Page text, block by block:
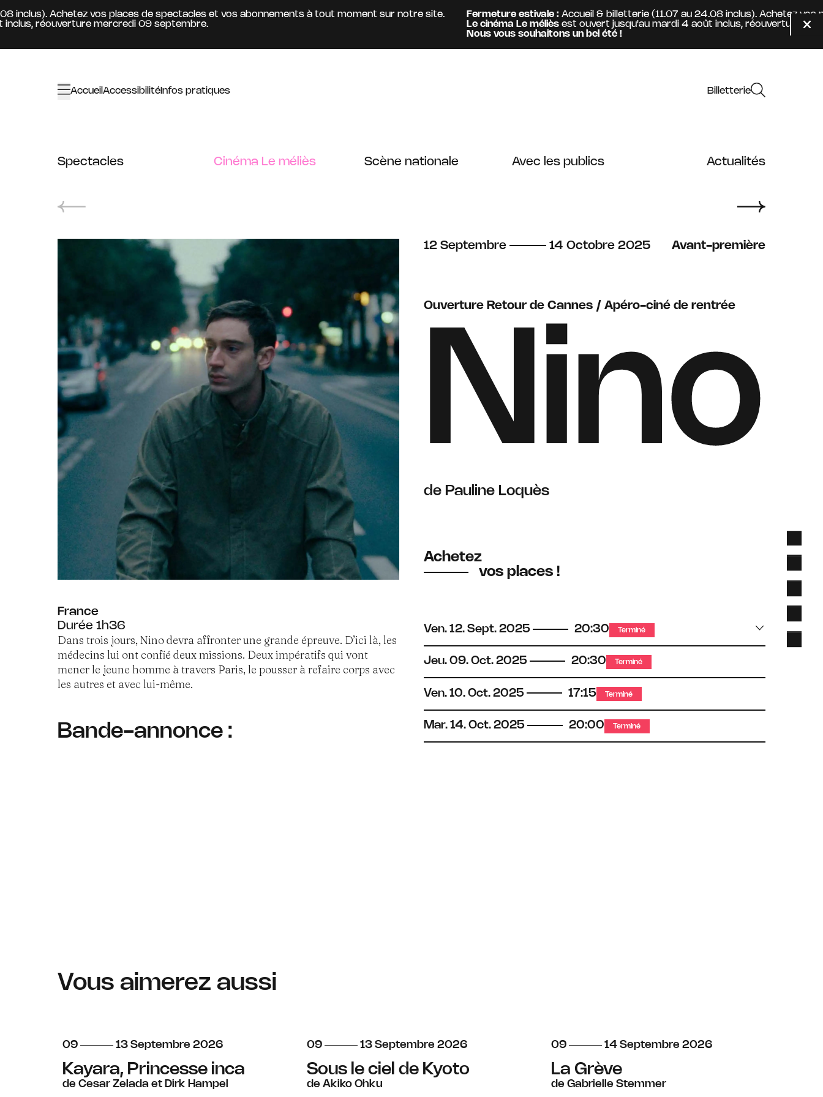
Achetez vos places de spectacles et vos abonnements à tout moment sur notre site.
réouverture mercredi 09 septembre.
Information :
Fermeture estivale :Accueil & billetterie (11.07 au 24.08 inclus). Achetez vos
Le cinéma Le mélièsest ouvert jusqu'au mardi 4 août inclus, réouverture
Nous vous souhaitons un bel été !
AccueilAccessibilité Infos pratiques Billetterie
Spectacles Cinéma Le méliès Scène nationale Avec les publics Actualités
du
12 septembre
Septembre au
14 octobre
Octobre 2025 Avant-première
Ouverture Retour de Cannes / Apéro-ciné de rentrée
Nino
de Pauline Loquès
Achetez
vos places !
France
Durée 1h36
Dans trois jours, Nino devra affronter une grande épreuve. D’ici là, les
médecins lui ont confié deux missions. Deux impératifs qui vont
mener le jeune homme à travers Paris, le pousser à refaire corps avec
les autres et avec lui-même.
Bande-annonce :
Ven. 12. Sept. 2025 20:30 Terminé
Jeu. 09. Oct. 2025 20:30 Terminé
Ven. 10. Oct. 2025 17:15 Terminé
Mar. 14. Oct. 2025 20:00 Terminé
Vous aimerez aussi
du
09 au
13 septembre
Septembre 2026
Kayara, Princesse inca
de Cesar Zelada et Dirk Hampel
du
09 au
13 septembre
Septembre 2026
Sous le ciel de Kyoto
de Akiko Ohku
du
09 au
14 septembre
Septembre 2026
La Grève
de Gabrielle Stemmer